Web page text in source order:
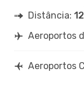
Distância:
Aeroportos
Aeroportos